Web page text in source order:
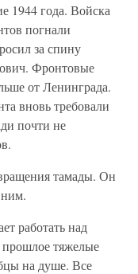
1944 года. Войска
погнали
за спину
Фронтовые
от Ленинграда.
вновь требовали
почти не
тамады. Он
работать над
тяжелые
на душе. Все